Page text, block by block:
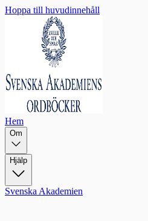
Hoppa till huvudinnehåll
Hem
Om
Hjälp
Svenska Akademien